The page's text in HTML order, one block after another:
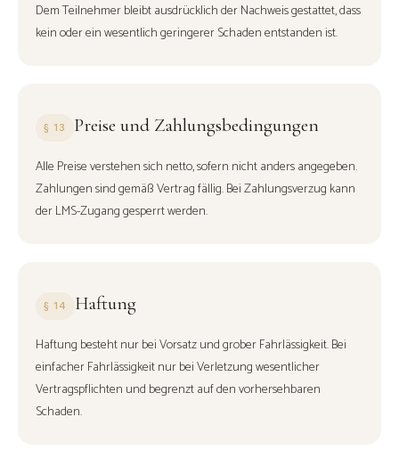
Dem Teilnehmer bleibt ausdrücklich der Nachweis gestattet, dass
kein oder ein wesentlich geringerer Schaden entstanden ist.
§ 13 Preise und Zahlungsbedingungen
Alle Preise verstehen sich netto, sofern nicht anders angegeben.
Zahlungen sind gemäß Vertrag fällig. Bei Zahlungsverzug kann
der LMS-Zugang gesperrt werden.
§ 14 Haftung
Haftung besteht nur bei Vorsatz und grober Fahrlässigkeit. Bei
einfacher Fahrlässigkeit nur bei Verletzung wesentlicher
Vertragspflichten und begrenzt auf den vorhersehbaren
Schaden.